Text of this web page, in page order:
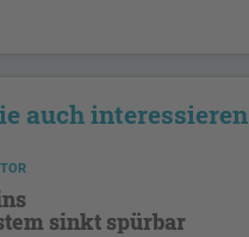
auch interessieren
sinkt spürbar